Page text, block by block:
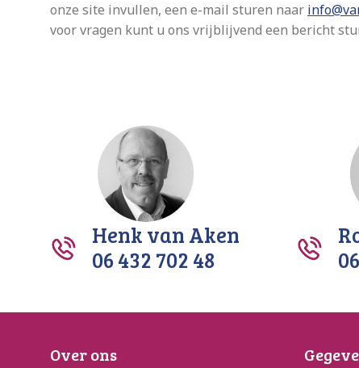
onze site invullen, een e-mail sturen naar
voor vragen kunt u ons vrijblijvend een bericht
Henk van Aken
06 432 702 48
Over ons